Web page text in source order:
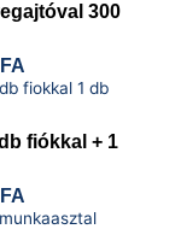
300
fiókkal + 1